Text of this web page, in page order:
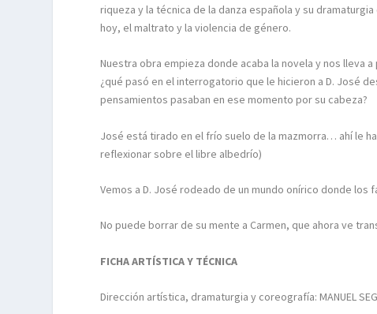
riqueza y la técnica de la danza española y su
hoy, el maltrato y la violencia de género.
Nuestra obra empieza donde acaba la novela y nos lleva
¿qué pasó en el interrogatorio que le hicieron a D. José
pensamientos pasaban en ese momento por su cabeza?
José está tirado en el frío suelo de la mazmorra… ahí le
reflexionar sobre el libre albedrío)
Vemos a D. José rodeado de un mundo onírico donde los
No puede borrar de su mente a Carmen, que ahora ve
FICHA ARTÍSTICA Y TÉCNICA
Dirección artística, dramaturgia y coreografía: MANUEL